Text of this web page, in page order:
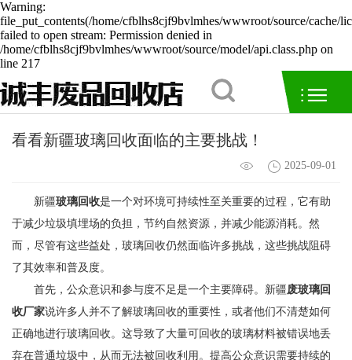
Warning:
file_put_contents(/home/cfblhs8cjf9bvlmhes/wwwroot/source/cache/
failed to open stream: Permission denied in
/home/cfblhs8cjf9bvlmhes/wwwroot/source/model/api.class.php on
line 217
看看新疆玻璃回收面临的主要挑战！
2025-09-01
新疆玻璃回收是一个对环境可持续性至关重要的过程，它有助
于减少垃圾填埋场的负担，节约自然资源，并减少能源消耗。然
而，尽管有这些益处，玻璃回收仍然面临许多挑战，这些挑战阻碍
了其效率和普及度。
首先，公众意识和参与度不足是一个主要障碍。新疆废玻璃回
收厂家说许多人并不了解玻璃回收的重要性，或者他们不清楚如何
正确地进行玻璃回收。这导致了大量可回收的玻璃材料被错误地丢
弃在普通垃圾中，从而无法被回收利用。提高公众意识需要持续的